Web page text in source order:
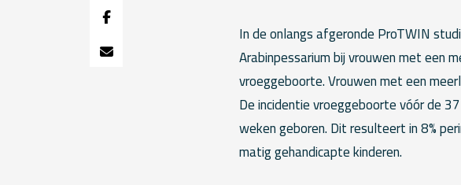
In de onlangs afgeronde ProTWIN
Arabinpessarium bij vrouwen met een
vroeggeboorte. Vrouwen met een
De incidentie vroeggeboorte vóór de
weken geboren. Dit resulteert in 8%
matig gehandicapte kinderen.